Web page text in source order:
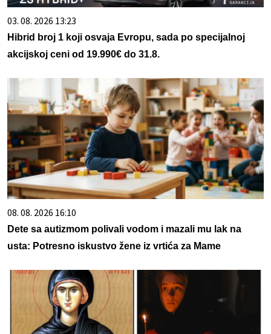
03. 08. 2026 13:23
Hibrid broj 1 koji osvaja Evropu, sada po specijalnoj
akcijskoj ceni od 19.990€ do 31.8.
08. 08. 2026 16:10
Dete sa autizmom polivali vodom i mazali mu lak na
usta: Potresno iskustvo žene iz vrtića za Mame